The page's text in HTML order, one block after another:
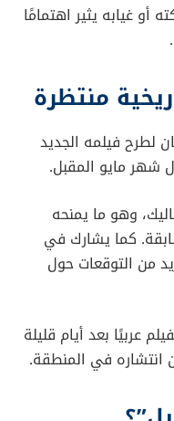
أو غيابه يثير اهتمامًا
منتظرة
لطرح فيلمه الجديد
شهر مايو المقبل.
وهو ما يمنحه
كما يشارك في
من التوقعات حول
عربيًا بعد أيام قليلة
في المنطقة.